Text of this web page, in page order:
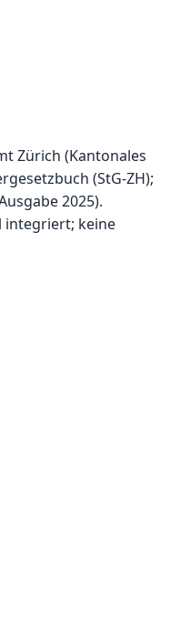
Zürich (Kantonales
(StG-ZH);
2025).
integriert; keine